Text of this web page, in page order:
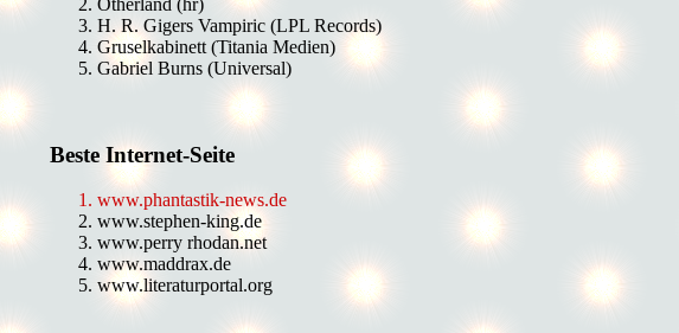
Otherland (hr)
H. R. Gigers Vampiric (LPL Records)
Gruselkabinett (Titania Medien)
Gabriel Burns (Universal)
Beste Internet-Seite
www.phantastik-news.de
www.stephen-king.de
www.perry rhodan.net
www.maddrax.de
www.literaturportal.org